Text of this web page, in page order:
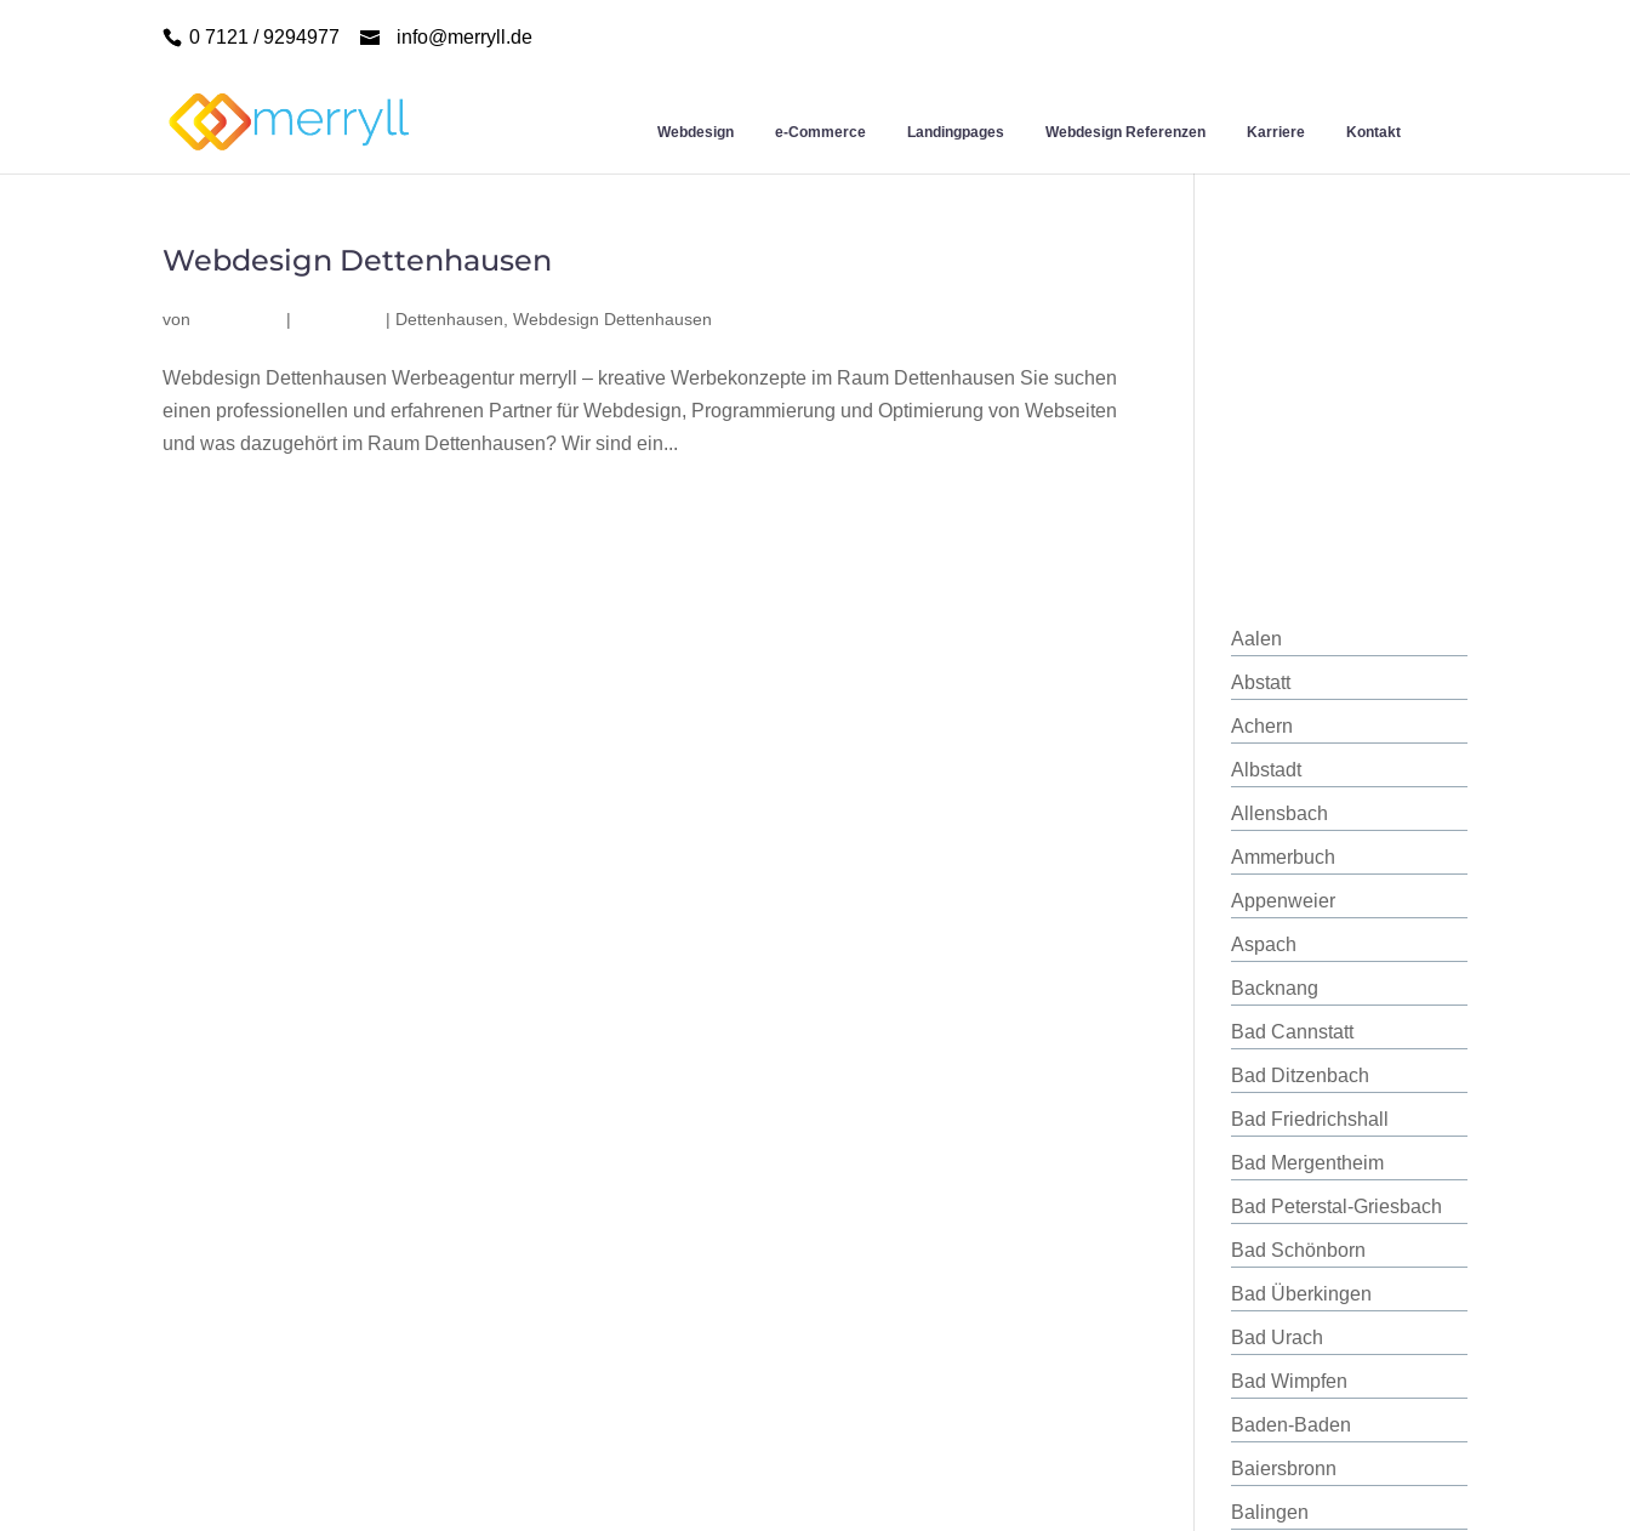
0 7121 / 9294977 info@merryll.de
Webdesign e-Commerce Landingpages Webdesign Referenzen Karriere Kontakt
Webdesign Dettenhausen
von | | Dettenhausen ,Webdesign Dettenhausen
Webdesign Dettenhausen Werbeagentur merryll – kreative Werbekonzepte im Raum Dettenhausen Sie suchen
einen professionellen und erfahrenen Partner für Webdesign, Programmierung und Optimierung von Webseiten
und was dazugehört im Raum Dettenhausen? Wir sind ein...
Aalen
Abstatt
Achern
Albstadt
Allensbach
Ammerbuch
Appenweier
Aspach
Backnang
Bad Cannstatt
Bad Ditzenbach
Bad Friedrichshall
Bad Mergentheim
Bad Peterstal-Griesbach
Bad Schönborn
Bad Überkingen
Bad Urach
Bad Wimpfen
Baden-Baden
Baiersbronn
Balingen